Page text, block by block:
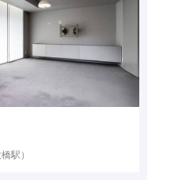
駅）